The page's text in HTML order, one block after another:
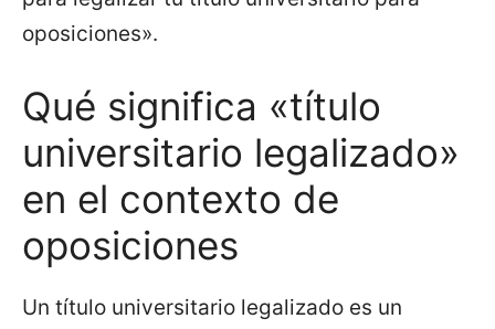
oposiciones».
Qué significa «título
universitario legalizado»
en el contexto de
oposiciones
Un título universitario legalizado es un